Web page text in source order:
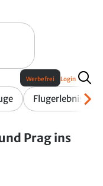
Flugerlebnis
Werbefrei Login
Prag ins